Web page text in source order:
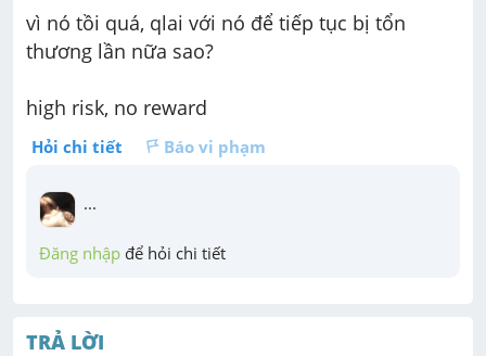
vì nó tồi quá, qlai với nó để tiếp tục bị tổn
thương lần nữa sao?
high risk, no reward
Hỏi chi tiết Báo vi phạm
...
Đăng nhập để hỏi chi tiết
TRẢ LỜI